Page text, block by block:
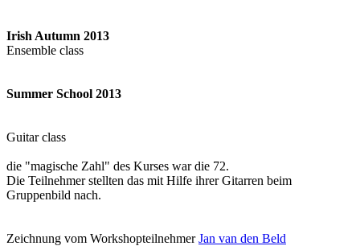
Irish Autumn 2013
Ensemble class
Summer School 2013
Guitar class
die "magische Zahl" des Kurses war die 72.
Die Teilnehmer stellten das mit Hilfe ihrer Gitarren beim
Gruppenbild nach.
Zeichnung vom WorkshopteilnehmerJan van den Beld